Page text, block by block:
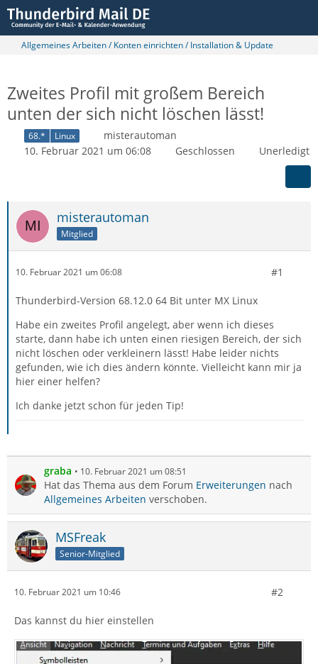
Allgemeines Arbeiten / Konten einrichten / Installation & Update
Zweites Profil mit großem Bereich
unten der sich nicht löschen lässt!
68.* Linux
misterautoman
10. Februar 2021 um 06:08
Geschlossen Unerledigt
misterautoman
Mitglied
10. Februar 2021 um 06:08 #1
Thunderbird-Version 68.12.0 64 Bit unter MX Linux
Habe ein zweites Profil angelegt, aber wenn ich dieses
starte, dann habe ich unten einen riesigen Bereich, der sich
nicht löschen oder verkleinern lässt! Habe leider nichts
gefunden, wie ich dies ändern könnte. Vielleicht kann mir ja
hier einer helfen?
Ich danke jetzt schon für jeden Tip!
graba 10. Februar 2021 um 08:51
Hat das Thema aus dem Forum Erweiterungen nach
Allgemeines Arbeiten verschoben.
MSFreak
Senior-Mitglied
10. Februar 2021 um 10:46 #2
Das kannst du hier einstellen